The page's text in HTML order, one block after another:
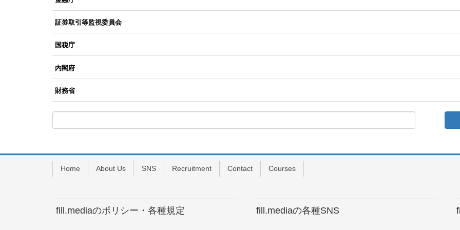
証券取引等監視委員会
国税庁
内閣府
財務省
Home About Us SNS Recruitment Contact Courses
fill.mediaのポリシー・各種規定 fill.mediaの各種SNS